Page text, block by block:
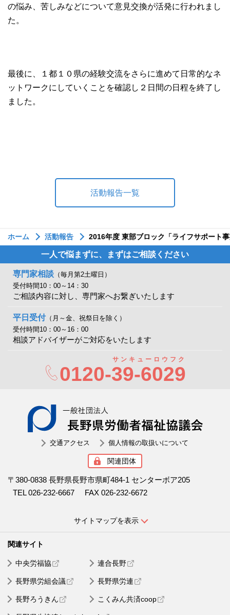
の悩み、苦しみなどについて意見交換が活発に行われまし
た。
最後に、１都１０県の経験交流をさらに進めて日常的なネ
ットワークにしていくことを確認し２日間の日程を終了し
ました。
活動報告一覧
ホーム 活動報告 2016年度 東部ブロック「ライフサポート
一人で悩まずに、まずはご相談ください
専門家相談 （毎月第2土曜日）
受付時間10：00～14：30
ご相談内容に対し、専門家へお繋ぎいたします
平日受付（月～金、祝祭日を除く）
受付時間10：00～16：00
相談アドバイザーがご対応をいたします
0120-39-6029
サンキューロウフク
交通アクセス 個人情報の取扱いについて
関連団体
〒380-0838 長野県長野市県町484-1 センターボア205
TEL 026-232-6667
FAX 026-232-6672
サイトマップを表示
中央労福協 連合長野
長野県労組会議 長野県労連
長野ろうきん こくみん共済coop